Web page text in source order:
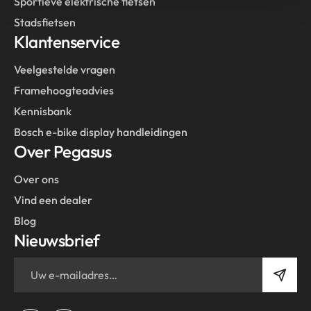
Stadsfietsen
Klantenservice
Veelgestelde vragen
Framehoogteadvies
Kennisbank
Bosch e-bike display handleidingen
Over Pegasus
Over ons
Vind een dealer
Blog
Nieuwsbrief